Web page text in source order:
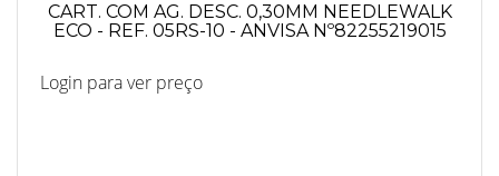
CART. COM AG. DESC. 0,30MM NEEDLEWALK
ECO - REF. 05RS-10 - ANVISA Nº82255219015
Login para ver preço